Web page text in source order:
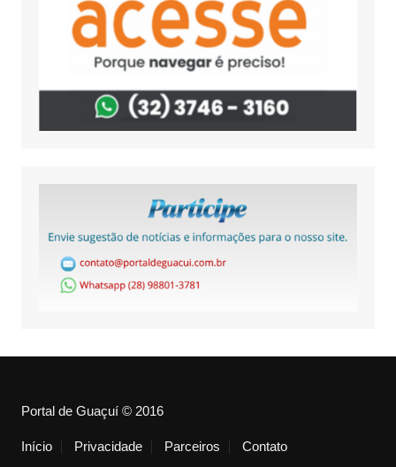
Portal de Guaçuí © 2016
Início Privacidade Parceiros Contato